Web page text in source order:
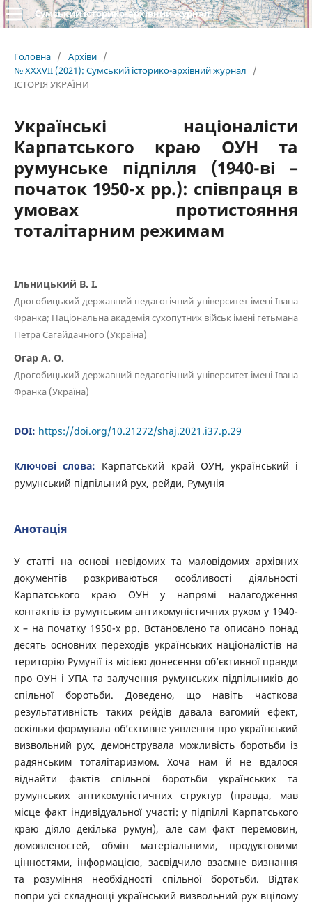
Сумський історико-архівний журнал
Головна / Архіви /
№ XXXVII (2021): Сумський історико-архівний журнал
/
ІСТОРІЯ УКРАЇНИ
Українські націоналісти
Карпатського краю ОУН та
румунське підпілля (1940-ві –
початок 1950-х рр.): співпраця в
умовах протистояння
тоталітарним режимам
Ільницький В. І.
Дрогобицький державний педагогічний університет імені Івана
Франкa; Національна академія сухопутних військ імені гетьмана
Петра Сагайдачного (Україна)
Огар А. О.
Дрогобицький державний педагогічний університет імені Івана
Франкa (Україна)
DOI: https://doi.org/10.21272/shaj.2021.i37.p.29
Ключові слова: Карпатський край ОУН, український і
румунський підпільний рух, рейди, Румунія
Анотація
У статті на основі невідомих та маловідомих архівних
документів розкриваються особливості діяльності
Карпатського краю ОУН у напрямі налагодження
контактів із румунським антикомуністичних рухом у 1940-
х – на початку 1950-х рр. Встановлено та описано понад
десять основних переходів українських націоналістів на
територію Румунії із місією донесення об’єктивної правди
про ОУН і УПА та залучення румунських підпільників до
спільної боротьби. Доведено, що навіть часткова
результативність таких рейдів давала вагомий ефект,
оскільки формувала об’єктивне уявлення про український
визвольний рух, демонструвала можливість боротьби із
радянським тоталітаризмом. Хоча нам й не вдалося
віднайти фактів спільної боротьби українських та
румунських антикомуністичних структур (правда, мав
місце факт індивідуальної участі: у підпіллі Карпатського
краю діяло декілька румун), але сам факт перемовин,
домовленостей, обмін матеріальними, продуктовими
цінностями, інформацією, засвідчило взаємне визнання
та розуміння необхідності спільної боротьби. Відтак
попри усі складнощі український визвольний рух вцілому